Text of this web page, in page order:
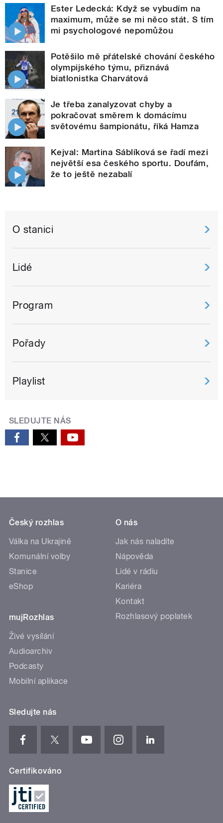
Ester Ledecká: Když se vybudím na
maximum, může se mi něco stát. S tím
mi psychologové nepomůžou
Potěšilo mě přátelské chování českého
olympijského týmu, přiznává
biatlonistka Charvátová
Je třeba zanalyzovat chyby a
pokračovat směrem k domácímu
světovému šampionátu, říká Hamza
Kejval: Martina Sáblíková se řadí mezi
největší esa českého sportu. Doufám,
že to ještě nezabalí
O stanici
Lidé
Program
Pořady
Playlist
SLEDUJTE NÁS
Český rozhlas
Válka na Ukrajině
Komunální volby
Stanice
eShop
mujRozhlas
Živé vysílání
Audioarchiv
Podcasty
Mobilní aplikace
O nás
Jak nás naladíte
Nápověda
Lidé v rádiu
Kariéra
Kontakt
Rozhlasový poplatek
Sledujte nás
Certifikováno